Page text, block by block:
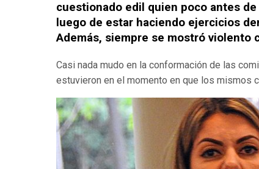
cuestionado edil quien poco antes
luego de estar haciendo ejercicios
Además, siempre se mostró violento
Casi nada mudo en la conformación de las
estuvieron en el momento en que los mismos